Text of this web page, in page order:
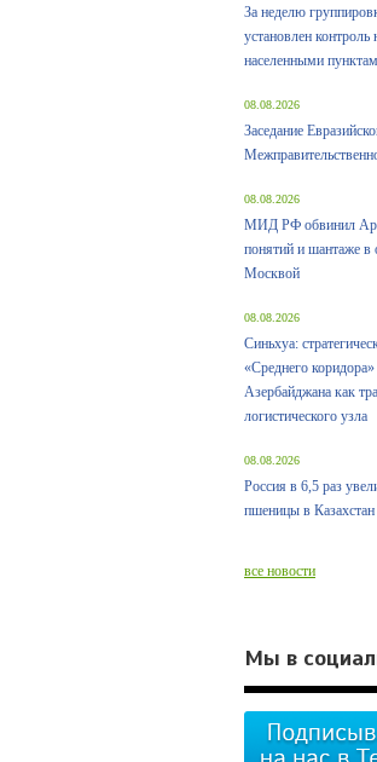
За неделю
установлен контроль
населенными
08.08.2026
Заседание
08.08.2026
МИД РФ обвинил
понятий и шантаже в
Москвой
08.08.2026
Синьхуа:
«Среднего
Азербайджана как
логистического узла
08.08.2026
Россия в 6,5 раз
пшеницы в
все новости
Мы в